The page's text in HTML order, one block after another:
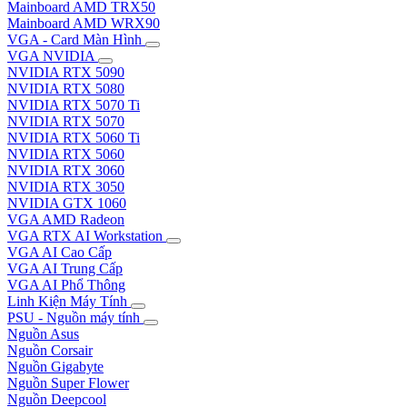
Mainboard AMD TRX50
Mainboard AMD WRX90
VGA - Card Màn Hình
VGA NVIDIA
NVIDIA RTX 5090
NVIDIA RTX 5080
NVIDIA RTX 5070 Ti
NVIDIA RTX 5070
NVIDIA RTX 5060 Ti
NVIDIA RTX 5060
NVIDIA RTX 3060
NVIDIA RTX 3050
NVIDIA GTX 1060
VGA AMD Radeon
VGA RTX AI Workstation
VGA AI Cao Cấp
VGA AI Trung Cấp
VGA AI Phổ Thông
Linh Kiện Máy Tính
PSU - Nguồn máy tính
Nguồn Asus
Nguồn Corsair
Nguồn Gigabyte
Nguồn Super Flower
Nguồn Deepcool